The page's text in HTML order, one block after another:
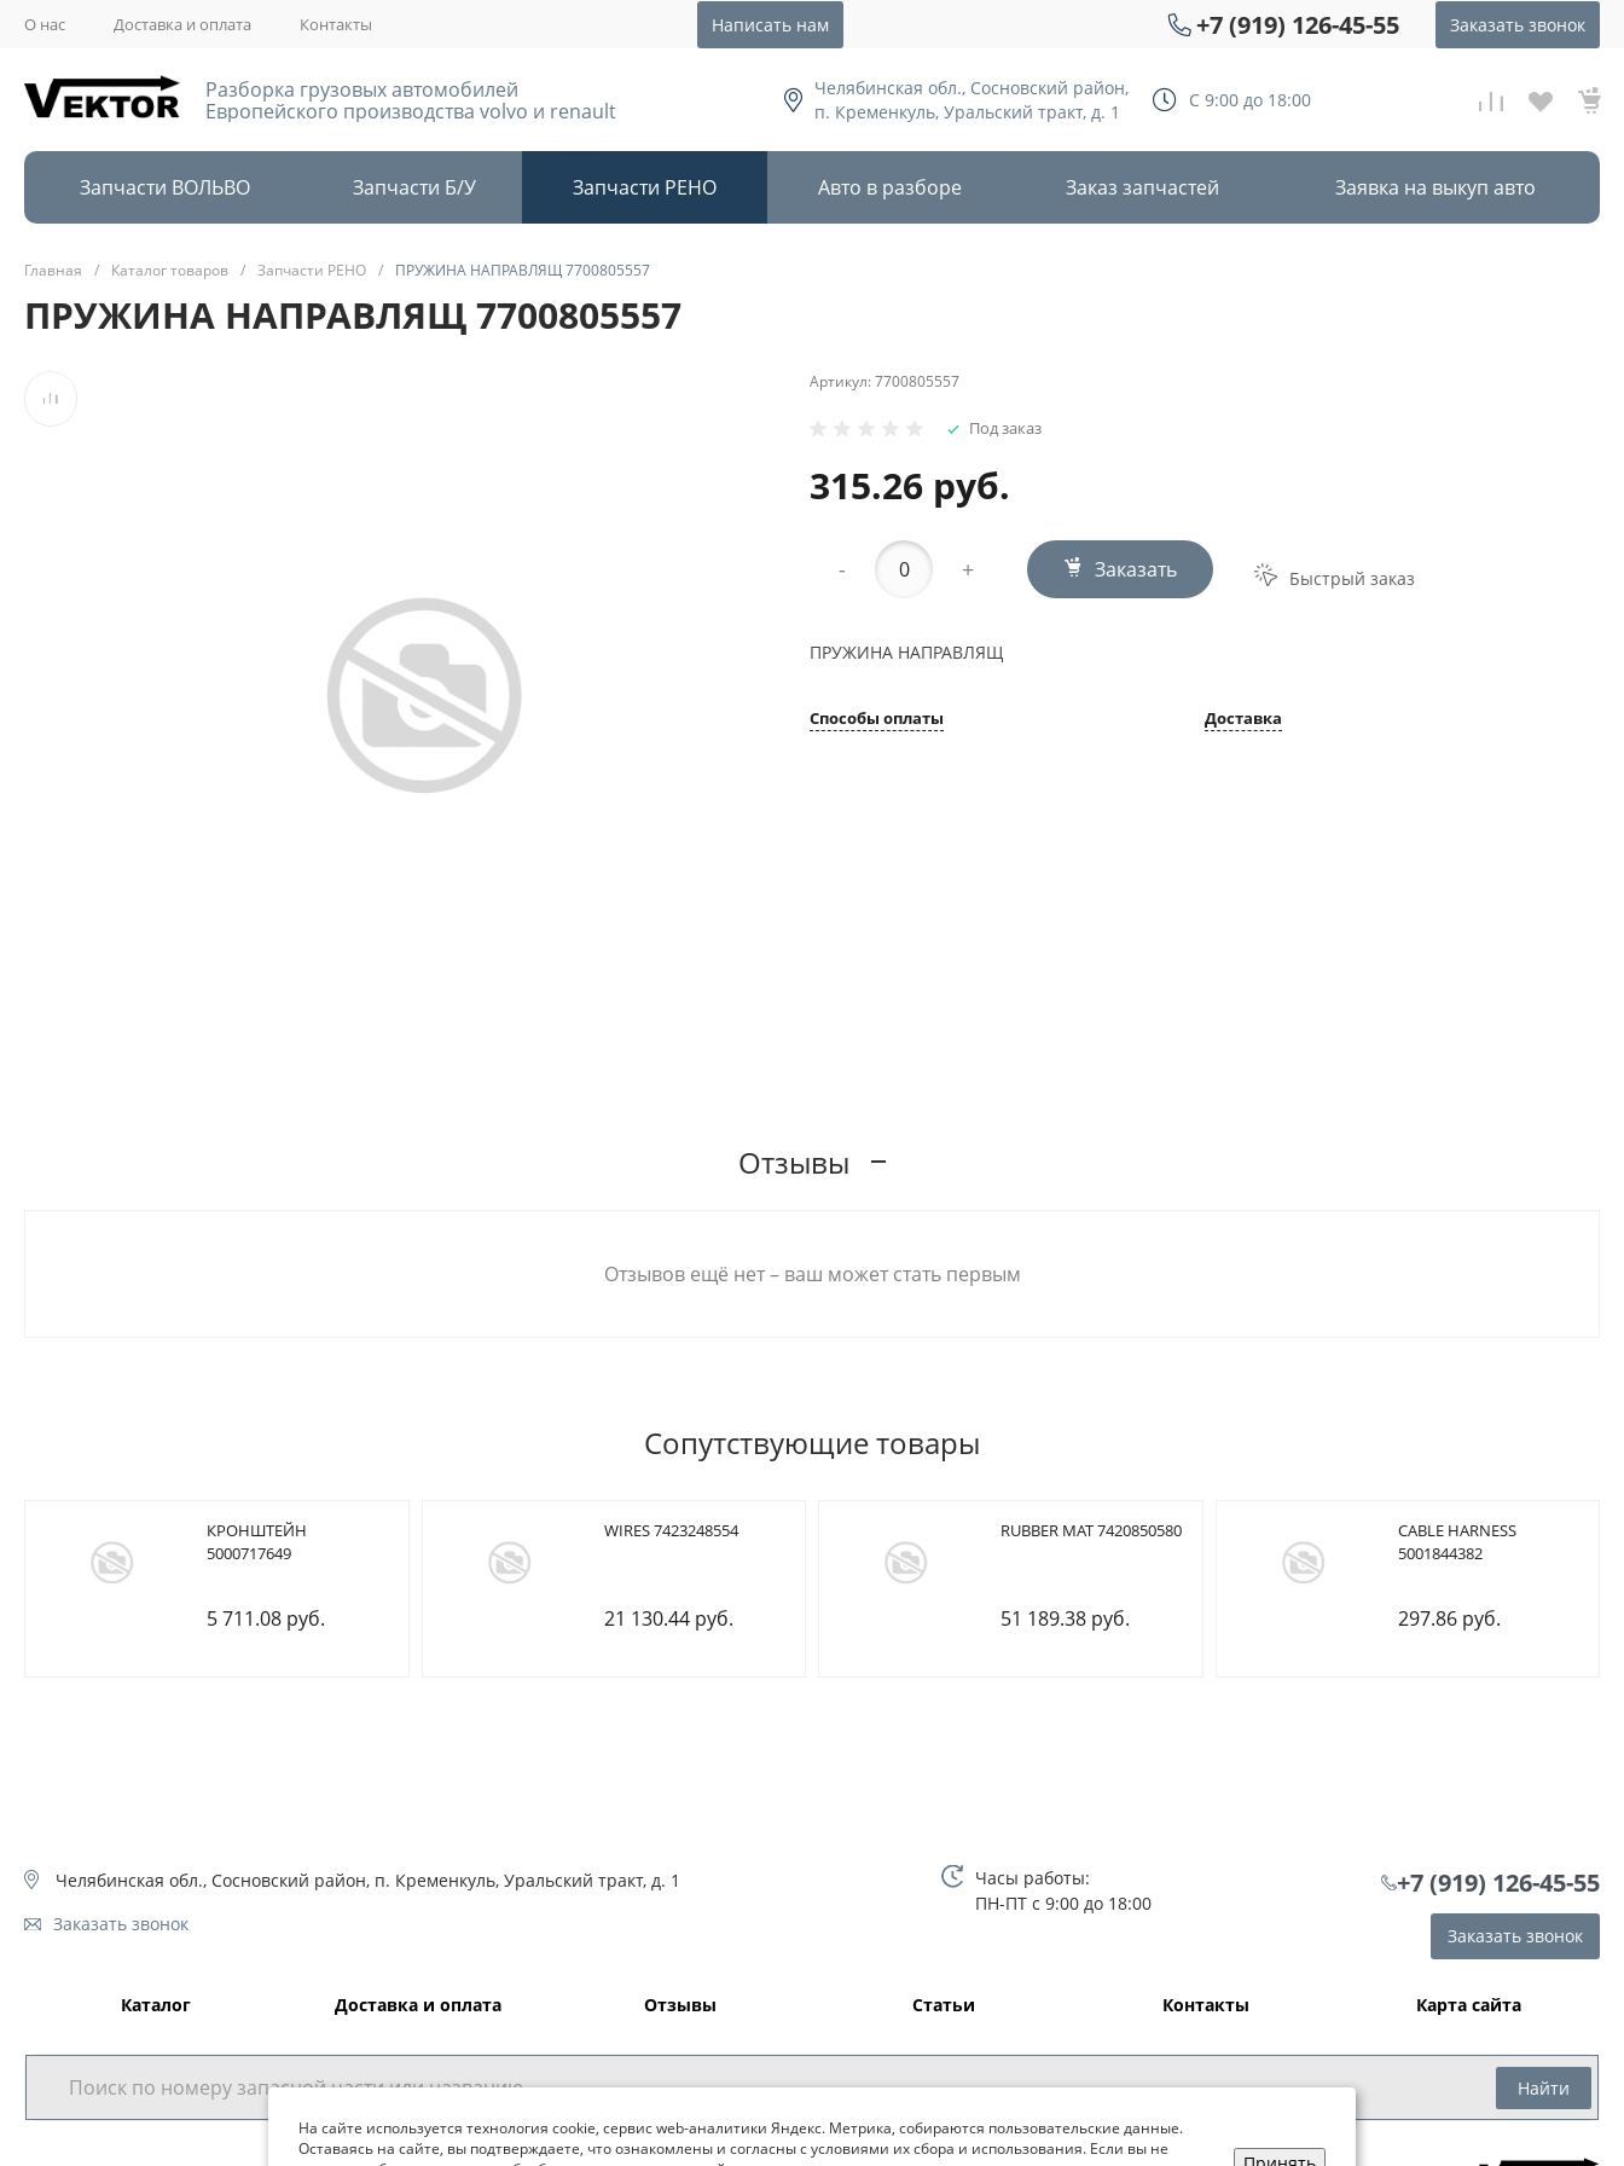
О нас Доставка и оплата Контакты Написать нам +7 (919) 126-45-55 Заказать звонок
Разборка грузовых автомобилей
Европейского производства volvo и renault
Челябинская обл., Сосновский район,
п. Кременкуль, Уральский тракт, д. 1
С 9:00 до 18:00
Запчасти ВОЛЬВО Запчасти Б/У Запчасти РЕНО Авто в разборе Заказ запчастей Заявка на выкуп авто
Главная / Каталог товаров / Запчасти РЕНО / ПРУЖИНА НАПРАВЛЯЩ 7700805557
ПРУЖИНА НАПРАВЛЯЩ 7700805557
Артикул:7700805557
Под заказ
315.26 руб.
- + Заказать Быстрый заказ
ПРУЖИНА НАПРАВЛЯЩ
Способы оплаты Доставка
Отзывы
Отзывов ещё нет – ваш может стать первым
Сопутствующие товары
КРОНШТЕЙН
5000717649
5 711.08 руб.
WIRES 7423248554
21 130.44 руб.
RUBBER MAT 7420850580
51 189.38 руб.
CABLE HARNESS
5001844382
297.86 руб.
Челябинская обл., Сосновский район, п. Кременкуль, Уральский тракт, д. 1
Заказать звонок
Часы работы:
ПН-ПТ с 9:00 до 18:00
+7 (919) 126-45-55
Заказать звонок
Каталог Доставка и оплата Отзывы Статьи Контакты Карта сайта
Найти
На сайте используется технология cookie, сервис web-аналитики Яндекс. Метрика, собираются пользовательские данные.
Оставаясь на сайте, вы подтверждаете, что ознакомлены и согласны с условиями их сбора и использования. Если вы не